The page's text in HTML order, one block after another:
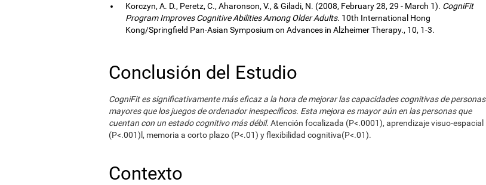
Korczyn, A. D., Peretz, C., Aharonson, V., & Giladi, N. (2008, February 28, 29 - March 1). CogniFit
Program Improves Cognitive Abilities Among Older Adults. 10th International Hong
Kong/Springfield Pan-Asian Symposium on Advances in Alzheimer Therapy., 10, 1-3.
Conclusión del Estudio
CogniFit es significativamente más eficaz a la hora de mejorar las capacidades cognitivas de personas
mayores que los juegos de ordenador inespecíficos. Esta mejora es mayor aún en las personas que
cuentan con un estado cognitivo más débil. Atención focalizada (P<.0001), aprendizaje visuo-espacial
(P<.001)l, memoria a corto plazo (P<.01) y flexibilidad cognitiva(P<.01).
Contexto